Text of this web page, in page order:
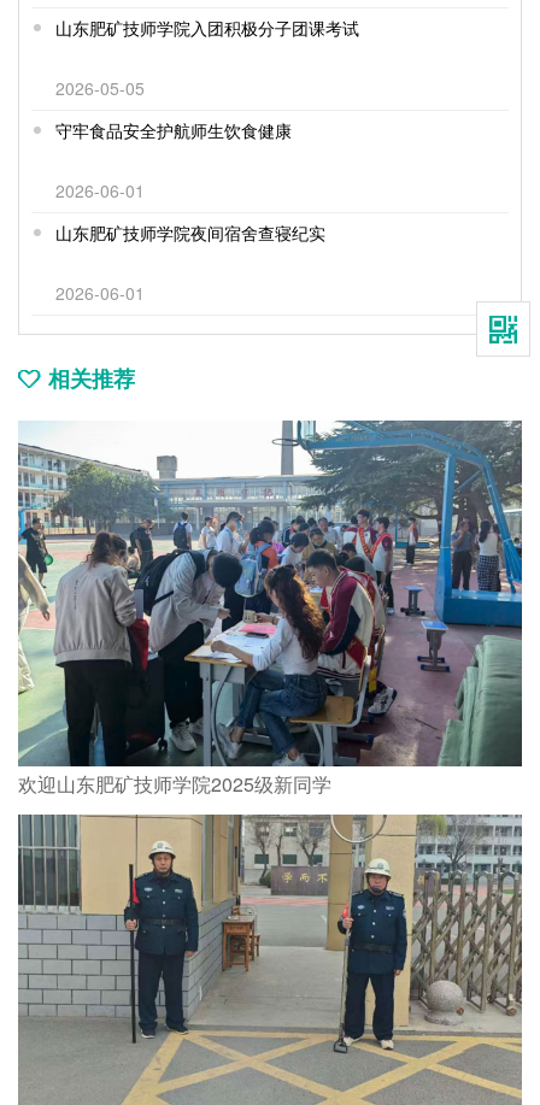
山东肥矿技师学院入团积极分子团课考试
2026-05-05
守牢食品安全护航师生饮食健康
2026-06-01
山东肥矿技师学院夜间宿舍查寝纪实
2026-06-01
相关推荐
欢迎山东肥矿技师学院2025级新同学